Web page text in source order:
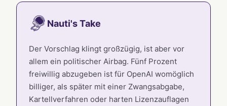
Nauti's Take
Der Vorschlag klingt großzügig, ist aber vor
allem ein politischer Airbag. Fünf Prozent
freiwillig abzugeben ist für OpenAI womöglich
billiger, als später mit einer Zwangsabgabe,
Kartellverfahren oder harten Lizenzauflagen